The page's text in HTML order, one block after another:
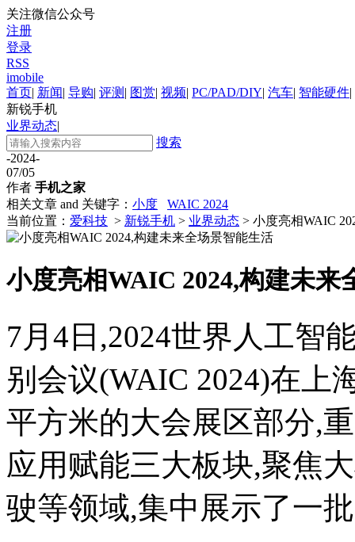
关注微信公众号
注册
登录
RSS
imobile
首页| 新闻| 导购| 评测 | 图赏| 视频| PC/PAD/DIY| 汽车| 智能硬件|
新锐手机
业界动态|
搜索
-2024-
07/05
作者 手机之家
相关文章 and 关键字： 小度
WAIC 2024
当前位置： 爱科技 > 新锐手机 > 业界动态 > 小度亮相WAIC
小度亮相WAIC 2024,构建未来
7月4日,2024世界人工智
别会议(WAIC 2024)在上
平方米的大会展区部分,
应用赋能三大板块,聚焦
驶等领域,集中展示了一